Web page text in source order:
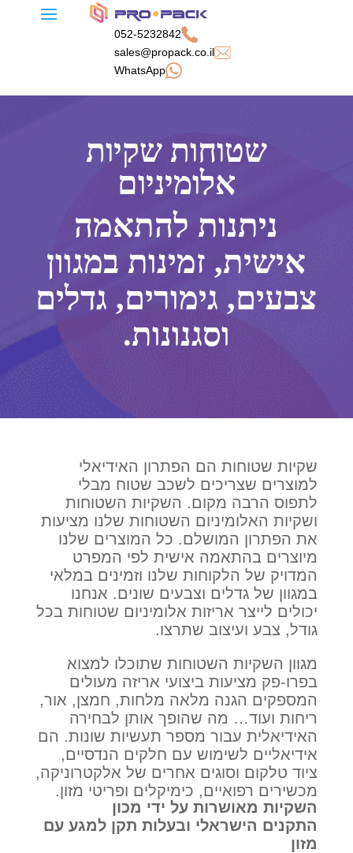
052-5232842
sales@propack.co.il
WhatsApp
שטוחות שקיות
אלומיניום
ניתנות להתאמה
אישית, זמינות במגוון
צבעים, גימורים, גדלים
וסגנונות.
שקיות שטוחות הם הפתרון האידיאלי
למוצרים שצריכים לשכב שטוח מבלי
לתפוס הרבה מקום. השקיות השטוחות
ושקיות האלומיניום השטוחות שלנו מציעות
את הפתרון המושלם. כל המוצרים שלנו
מיוצרים בהתאמה אישית לפי המפרט
המדויק של הלקוחות שלנו וזמינים במלאי
במגוון של גדלים וצבעים שונים. אנחנו
יכולים לייצר אריזות אלומיניום שטוחות בכל
גודל, צבע ועיצוב שתרצו.
מגוון השקיות השטוחות שתוכלו למצוא
בפרו-פק מציעות ביצועי אריזה מעולים
המספקים הגנה מלאה מלחות, חמצן, אור,
ריחות ועוד… מה שהופך אותן לבחירה
האידיאלית עבור מספר תעשיות שונות. הם
אידיאליים לשימוש עם חלקים הנדסיים,
ציוד טלקום וסוגים אחרים של אלקטרוניקה,
מכשירים רפואיים, כימיקלים ופריטי מזון.
השקיות מאושרות על ידי מכון
התקנים הישראלי ובעלות תקן למגע עם
מזון